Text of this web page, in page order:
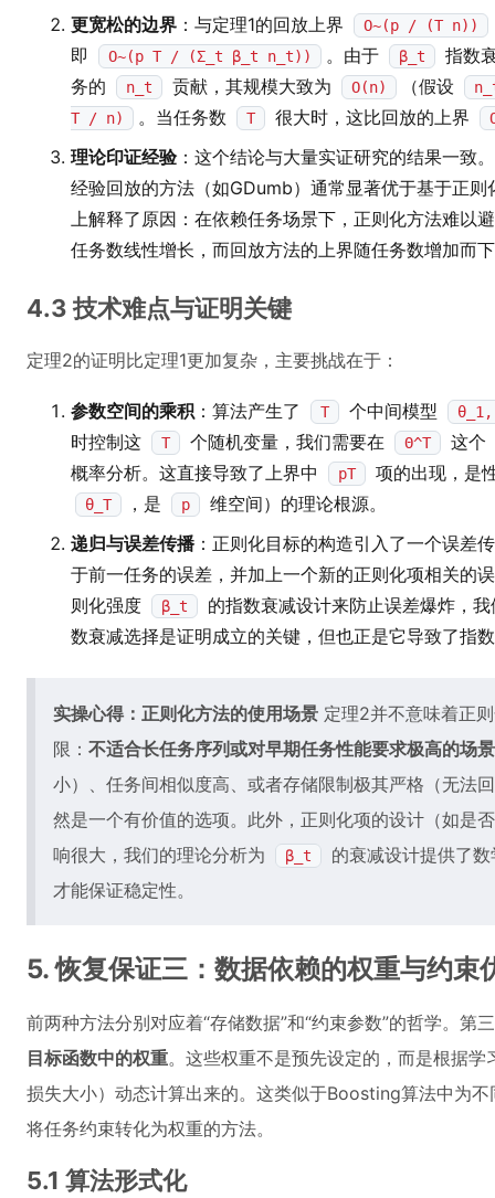
更宽松的边界 ：与定理1的回放上界 O~(p / (T n))
即
O~(p T / (Σ_t β_t n_t)) 。由于 β_t
指数
务的
n_t 贡献，其规模大致为 O(n) （假设
T / n)
。当任务数 T 很大时，这比回放的上界
理论印证经验：这个结论与大量实证研究的结果一致
经验回放的方法（如GDumb）通常显著优于基于正
上解释了原因：在依赖任务场景下，正则化方法难以
任务数线性增长，而回放方法的上界随任务数增加而
4.3 技术难点与证明关键
定理2的证明比定理1更加复杂，主要挑战在于：
参数空间的乘积 ：算法产生了 T 个中间模型
时控制这 T 个随机变量，我们需要在 Θ^T
这个
概率分析。这直接导致了上界中
pT 项的出现，是
θ_T ，是 p
维空间）的理论根源。
递归与误差传播 ：正则化目标的构造引入了一个误差
于前一任务的误差，并加上一个新的正则化项相关的
则化强度
β_t
的指数衰减设计来防止误差爆炸，
数衰减选择是证明成立的关键，但也正是它导致了指
实操心得：正则化方法的使用场景 定理2并不意味着正
限： 不适合长任务序列或对早期任务性能要求极高的场景
小）、任务间相似度高、或者存储限制极其严格（无法
然是一个有价值的选项。此外，正则化项的设计（如是
响很大，我们的理论分析为
β_t
的衰减设计提供了
才能保证稳定性。
5. 恢复保证三：数据依赖的权重与约束
前两种方法分别对应着“存储数据”和“约束参数”的哲学。第
目标函数中的权重。这些权重不是预先设定的，而是根据
损失大小）动态计算出来的。这类似于Boosting算法中为
将任务约束转化为权重的方法。
5.1 算法形式化